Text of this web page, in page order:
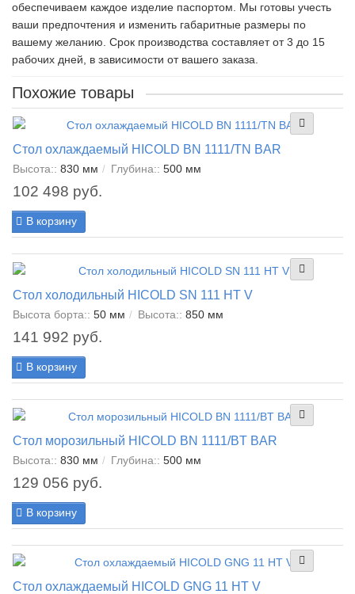
обеспечиваем каждое изделие паспортом. Мы готовы учесть
ваши предпочтения и изменить габаритные размеры по
вашему желанию. Срок производства составляет от 3 до 15
рабочих дней, в зависимости от вашего заказа.
Похожие товары
Стол охлаждаемый HICOLD BN 1111/TN BAR
Высота:: 830 мм Глубина:: 500 мм
102 498 руб.
В корзину
Стол холодильный HICOLD SN 111 HT V
Высота борта:: 50 мм Высота:: 850 мм
141 992 руб.
В корзину
Стол морозильный HICOLD BN 1111/BT BAR
Высота:: 830 мм Глубина:: 500 мм
129 056 руб.
В корзину
Стол охлаждаемый HICOLD GNG 11 HT V